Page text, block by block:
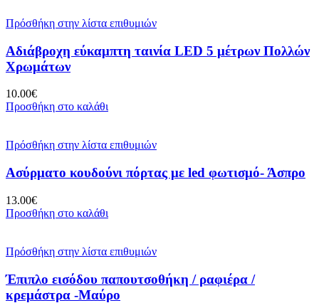
Πρόσθήκη στην λίστα επιθυμιών
Αδιάβροχη εύκαμπτη ταινία LED 5 μέτρων Πολλών
Χρωμάτων
10.00€
Προσθήκη στο καλάθι
Πρόσθήκη στην λίστα επιθυμιών
Ασύρματο κουδούνι πόρτας με led φωτισμό- Άσπρο
13.00€
Προσθήκη στο καλάθι
Πρόσθήκη στην λίστα επιθυμιών
Έπιπλο εισόδου παπουτσοθήκη / ραφιέρα /
κρεμάστρα -Μαύρο